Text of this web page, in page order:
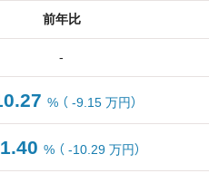
前年比
-
% （ -9.15 万円）
% （ -10.29 万円）